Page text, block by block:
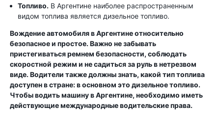
Топливо. В Аргентине наиболее распространенным
видом топлива является дизельное топливо.
Вождение автомобиля в Аргентине относительно
безопасное и простое. Важно не забывать
пристегиваться ремнем безопасности, соблюдать
скоростной режим и не садиться за руль в нетрезвом
виде. Водители также должны знать, какой тип топлива
доступен в стране: в основном это дизельное топливо.
Чтобы водить машину в Аргентине, необходимо иметь
действующие международные водительские права.